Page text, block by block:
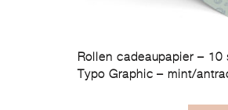
Rollen cadeaupapier – 10
Typo Graphic – mint/